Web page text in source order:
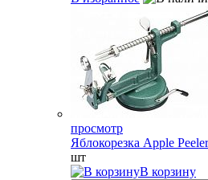
просмотр
Яблокорезка Apple
шт
В корзину